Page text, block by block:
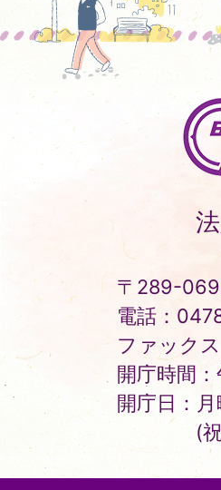
東
庄
町
〒289-
電話：
ファック
開庁時間
開庁日：
(